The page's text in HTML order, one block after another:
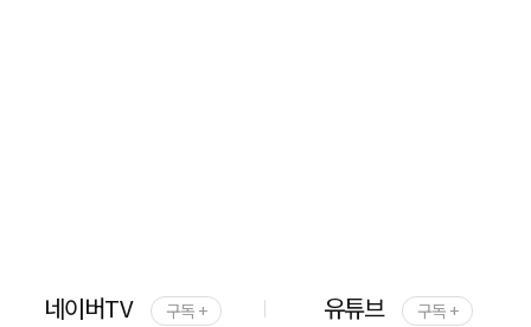
네이버TV 구독 + 유튜브 구독 +